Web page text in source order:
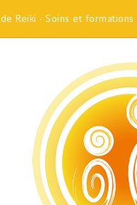
Reiki - Soins et